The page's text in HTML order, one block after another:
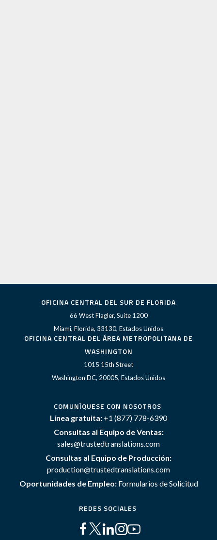
OFICINA CENTRAL DEL SUR DE FLORIDA
66 West Flagler, Suite 1200
Miami, Florida, 33130, Estados Unidos
OFICINA CENTRAL DEL ÁREA METROPOLITANA DE
WASHINGTON
1015 15th Street
Washington DC, 20005, Estados Unidos
COMUNÍQUESE CON NOSOTROS
Línea gratuita: +1 (877) 778-6390
Consultas al Equipo de Ventas:
sales@trustedtranslations.com
Consultas al Equipo de Producción:
production@trustedtranslations.com
Oportunidades de Empleo: Formularios de Solicitud
REDES SOCIALES